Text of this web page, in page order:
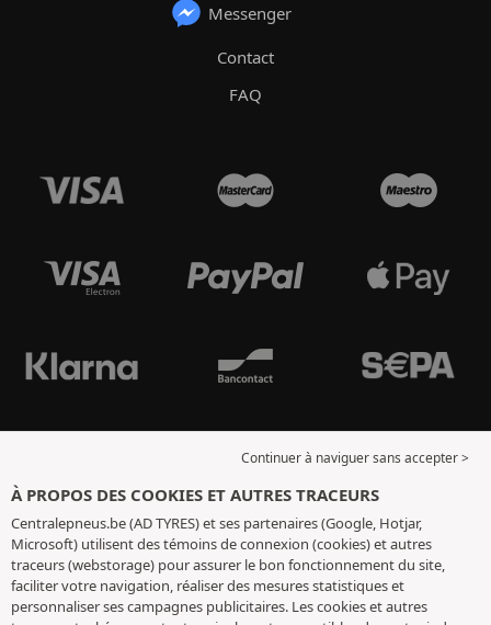
Messenger
Contact
FAQ
Continuer à naviguer sans accepter >
À PROPOS DES COOKIES ET AUTRES TRACEURS
Centralepneus.be (AD TYRES) et ses partenaires (Google, Hotjar,
Microsoft) utilisent des témoins de connexion (cookies) et autres
traceurs (webstorage) pour assurer le bon fonctionnement du site,
faciliter votre navigation, réaliser des mesures statistiques et
personnaliser ses campagnes publicitaires. Les cookies et autres